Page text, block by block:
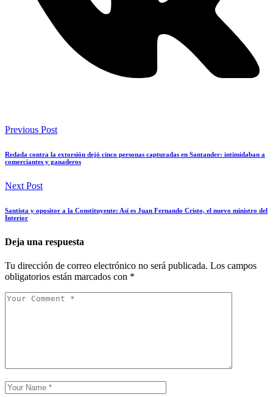
Previous Post
Redada contra la extorsión dejó cinco personas capturadas en Santander: intimidaban a
comerciantes y ganaderos
Next Post
Santista y opositor a la Constituyente: Así es Juan Fernando Cristo, el nuevo ministro del
Interior
Deja una respuesta
Tu dirección de correo electrónico no será publicada. Los campos
obligatorios están marcados con *